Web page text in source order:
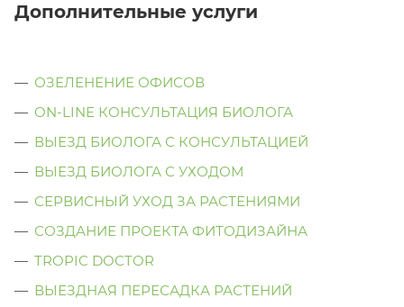
Дополнительные услуги
ОЗЕЛЕНЕНИЕ ОФИСОВ
ON-LINE КОНСУЛЬТАЦИЯ БИОЛОГА
ВЫЕЗД БИОЛОГА С КОНСУЛЬТАЦИЕЙ
ВЫЕЗД БИОЛОГА C УХОДОМ
СЕРВИСНЫЙ УХОД ЗА РАСТЕНИЯМИ
СОЗДАНИЕ ПРОЕКТА ФИТОДИЗАЙНА
TROPIC DOCTOR
ВЫЕЗДНАЯ ПЕРЕСАДКА РАСТЕНИЙ